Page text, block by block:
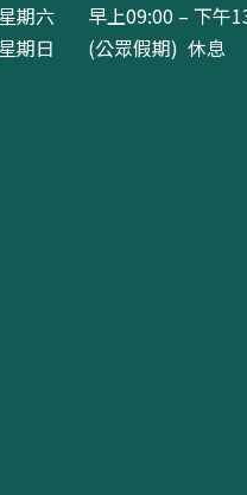
星期六 早上09:00 – 下午
星期日 (公眾假期) 休息